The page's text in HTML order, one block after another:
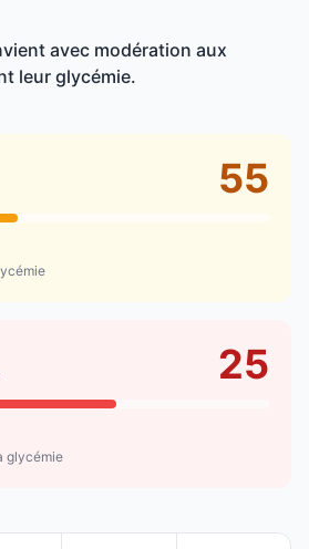
avec modération aux
leur glycémie.
55
25
glycémie